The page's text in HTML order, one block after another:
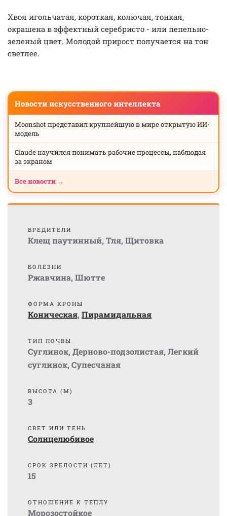
Хвоя игольчатая, короткая, колючая, тонкая,
окрашена в эффектный серебристо - или пепельно-
зеленый цвет. Молодой прирост получается на тон
светлее.
Новости искусственного интеллекта
Moonshot представил крупнейшую в мире открытую ИИ-
модель
Claude научился понимать рабочие процессы, наблюдая
за экраном
Все новости →
ВРЕДИТЕЛИ
Клещ паутинный, Тля, Щитовка
БОЛЕЗНИ
Ржавчина, Шютте
ФОРМА КРОНЫ
Коническая, Пирамидальная
ТИП ПОЧВЫ
Суглинок, Дерново-подзолистая, Легкий
суглинок, Супесчаная
ВЫСОТА (М)
3
СВЕТ ИЛИ ТЕНЬ
Солнцелюбивое
СРОК ЗРЕЛОСТИ (ЛЕТ)
15
ОТНОШЕНИЕ К ТЕПЛУ
Морозостойкое